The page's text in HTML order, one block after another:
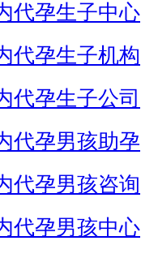
代孕生子中心
代孕生子机构
代孕生子公司
代孕男孩助孕
代孕男孩咨询
代孕男孩中心